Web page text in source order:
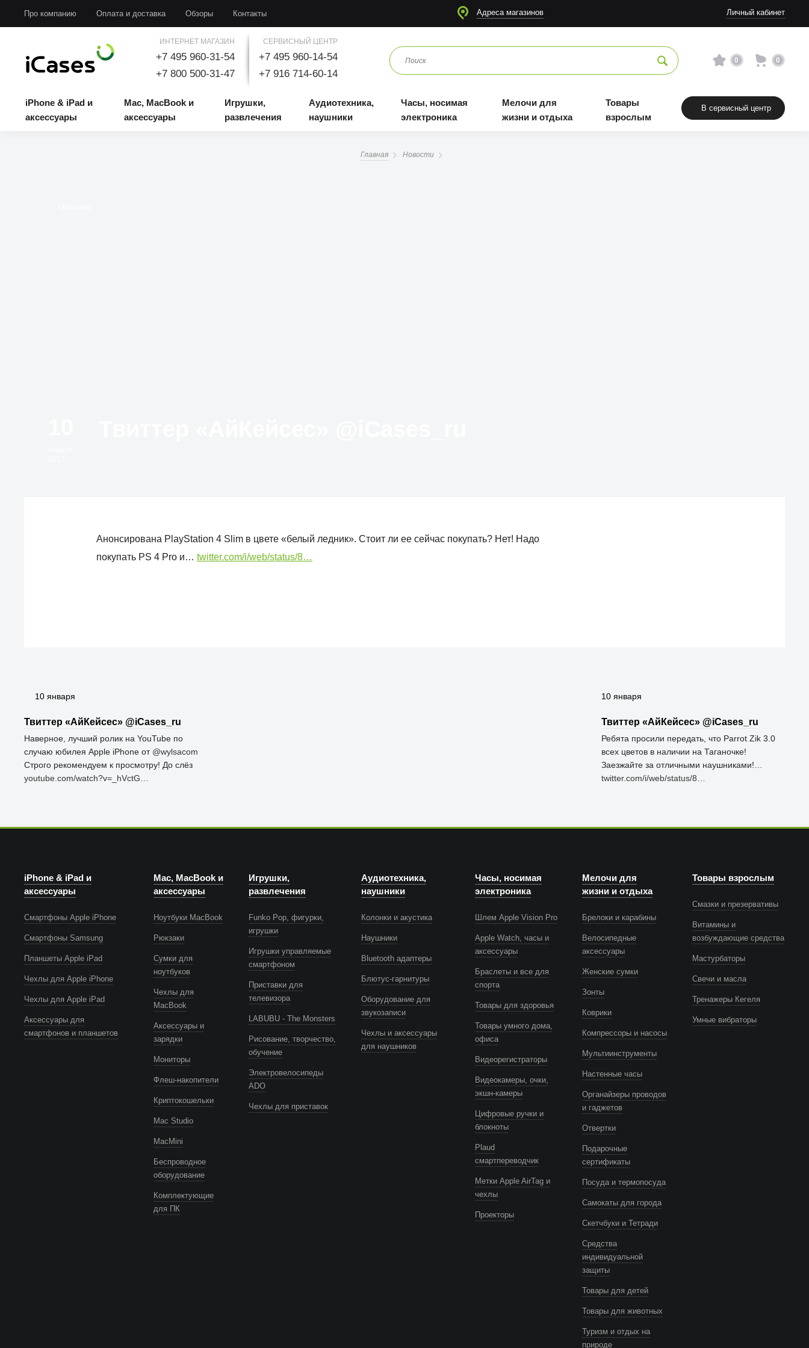
Про компанию Оплата и доставка Обзоры Контакты Адреса магазинов Личный кабинет
ИНТЕРНЕТ МАГАЗИН
+7 495 960-31-54
+7 800 500-31-47
СЕРВИСНЫЙ ЦЕНТР
+7 495 960-14-54
+7 916 714-60-14
0 0
iPhone & iPad и
аксессуары
Mac, MacBook и
аксессуары
Игрушки,
развлечения
Аудиотехника,
наушники
Часы, носимая
электроника
Мелочи для
жизни и отдыха
Товары
взрослым
В сервисный центр
Главная Новости
Анонсирована PlayStation 4 Slim в цвете «белый ледник». Стоит ли ее сейчас покупать? Нет! Надо
покупать PS 4 Pro и… twitter.com/i/web/status/8…
10 января
Твиттер «АйКейсес» ‏@iCases_ru
Ребята просили передать, что Parrot Zik 3.0
всех цветов в наличии на Таганочке!
Заезжайте за отличными наушниками!…
twitter.com/i/web/status/8…
10 января
Твиттер «АйКейсес» ‏@iCases_ru
Наверное, лучший ролик на YouTube по
случаю юбилея Apple iPhone от @wylsacom
Строго рекомендуем к просмотру! До слёз
youtube.com/watch?v=_hVctG…
iPhone & iPad и
аксессуары
Смартфоны Apple iPhone
Смартфоны Samsung
Планшеты Apple iPad
Чехлы для Apple iPhone
Чехлы для Apple iPad
Аксессуары для
смартфонов и планшетов
Mac, MacBook и
аксессуары
Ноутбуки MacBook
Рюкзаки
Сумки для
ноутбуков
Чехлы для
MacBook
Аксессуары и
зарядки
Мониторы
Флеш-накопители
Криптокошельки
Mac Studio
MacMini
Беспроводное
оборудование
Комплектующие
для ПК
Игрушки,
развлечения
Funko Pop, фигурки,
игрушки
Игрушки управляемые
смартфоном
Приставки для
телевизора
LABUBU - The Monsters
Рисование, творчество,
обучение
Электровелосипеды
ADO
Чехлы для приставок
Аудиотехника,
наушники
Колонки и акустика
Наушники
Bluetooth адаптеры
Блютус-гарнитуры
Оборудование для
звукозаписи
Чехлы и аксессуары
для наушников
Часы, носимая
электроника
Шлем Apple Vision Pro
Apple Watch, часы и
аксессуары
Браслеты и все для
спорта
Товары для здоровья
Товары умного дома,
офиса
Видеорегистраторы
Видеокамеры, очки,
экшн-камеры
Цифровые ручки и
блокноты
Plaud
смартпереводчик
Метки Apple AirTag и
чехлы
Проекторы
Мелочи для
жизни и отдыха
Брелоки и карабины
Велосипедные
аксессуары
Женские сумки
Зонты
Коврики
Компрессоры и насосы
Мультиинструменты
Настенные часы
Органайзеры проводов
и гаджетов
Отвертки
Подарочные
сертификаты
Посуда и термопосуда
Самокаты для города
Скетчбуки и Тетради
Средства
индивидуальной
защиты
Товары для детей
Товары для животных
Туризм и отдых на
природе
Товары взрослым
Смазки и презервативы
Витамины и
возбуждающие средства
Мастурбаторы
Свечи и масла
Тренажеры Кегеля
Умные вибраторы